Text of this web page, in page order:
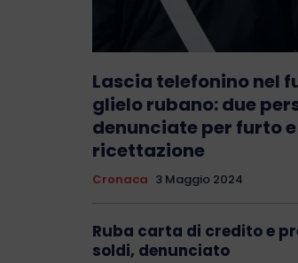
Lascia telefonino nel
glielo rubano: due
denunciate per furto e
ricettazione
Cronaca 3 Maggio 2024
Ruba carta di credito e
soldi, denunciato